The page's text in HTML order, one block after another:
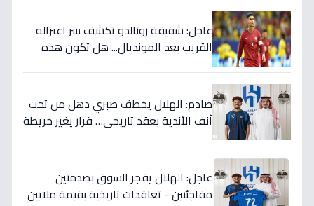
عاجل: شقيقة رونالدو تكشف سر اعتزاله
القريب بعد المونديال... هل تكون هذه
صادم: الهلال يخطف صبري دهل من تحت
أنف الأندية بعقد تاريخي… قرار يغير خريطة
عاجل: الهلال يفجر السوق بصدمتين
مفاجئتين - تعاقدات تاريخية بقيمة ملايين